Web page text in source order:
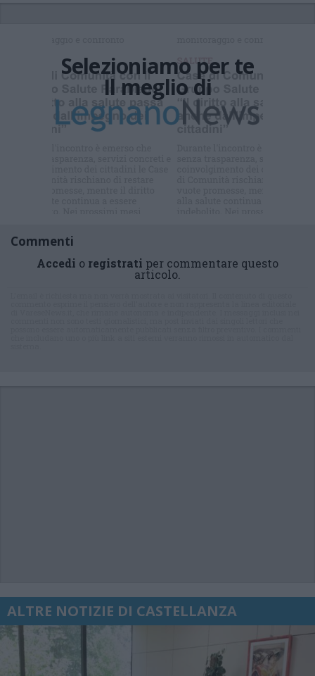
Selezioniamo per te
Il meglio di
Commenti
Accedi o registrati per commentare questo
articolo.
ALTRE NOTIZIE DI CASTELLANZA